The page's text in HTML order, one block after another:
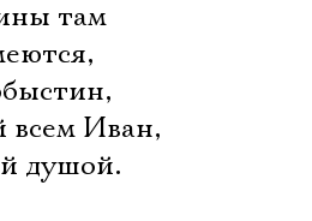
там
всем Иван,
душой.